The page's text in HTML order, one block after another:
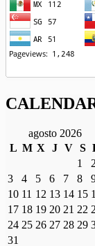
agosto 2026
L M X J V S
1
2
3
4 5 6 7 8
10 11 12 13 14 15
17 18 19 20 21 22
24 25 26 27 28 29
31